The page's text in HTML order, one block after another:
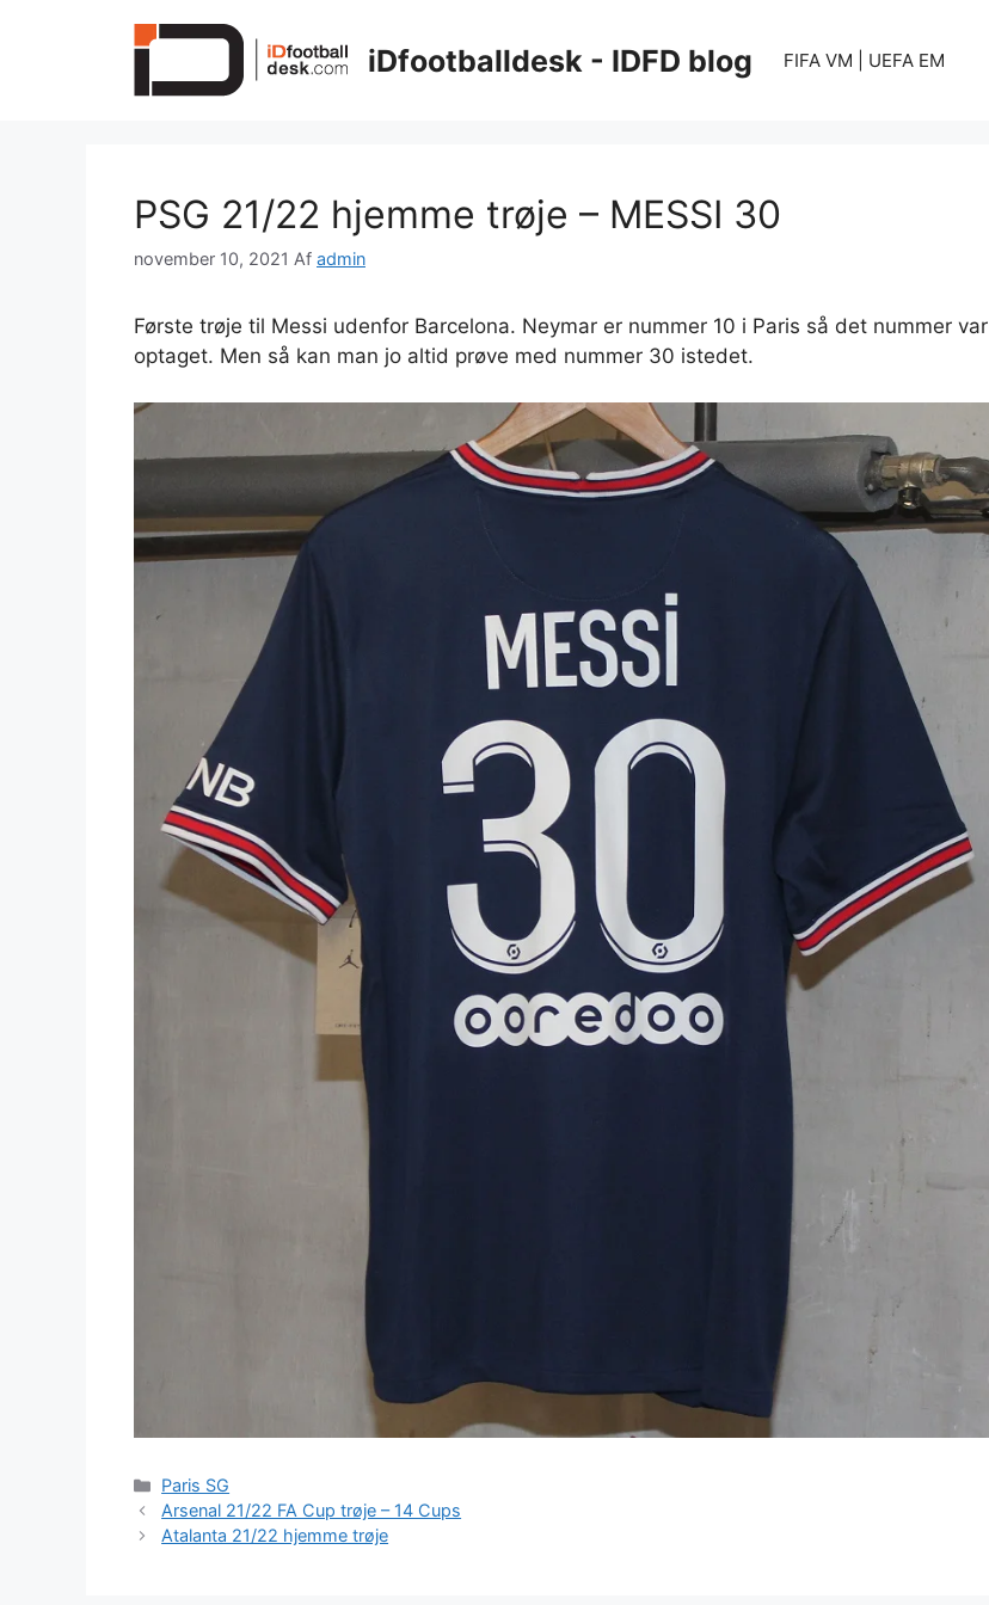
iDfootballdesk - IDFD blog FIFA VM | UEFA EM
PSG 21/22 hjemme trøje – MESSI 30
november 10, 2021 Af admin
Første trøje til Messi udenfor Barcelona. Neymar er nummer 10 i Paris så det nummer var
optaget. Men så kan man jo altid prøve med nummer 30 istedet.
Kategorier
Paris SG
Arsenal 21/22 FA Cup trøje – 14 Cups
Atalanta 21/22 hjemme trøje